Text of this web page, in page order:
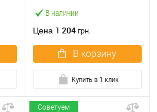
В наличии
Цена 1 204 грн.
В корзину
Купить в 1 клик
Советуем